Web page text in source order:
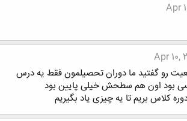
Apr
Apr 10,
رو گفتید ما دوران تحصیلمون فقط یه درس
بود اون هم سطحش خیلی پایین بود
کلاس بریم تا یه چیزی یاد بگیریم